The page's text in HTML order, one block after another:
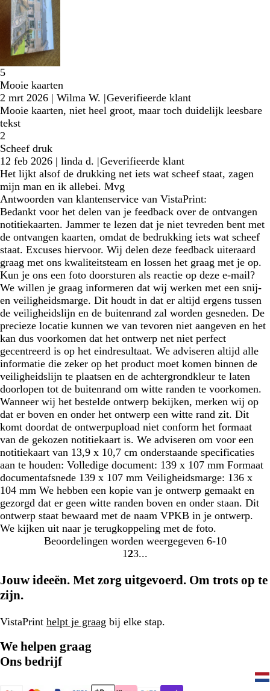
5
Mooie kaarten
2 mrt 2026 | Wilma W. |Geverifieerde klant
Mooie kaarten, niet heel groot, maar toch duidelijk leesbare
tekst
2
Scheef druk
12 feb 2026 | linda d. |Geverifieerde klant
Het lijkt alsof de drukking net iets wat scheef staat, zagen
mijn man en ik allebei. Mvg
Antwoorden van klantenservice van VistaPrint:
Bedankt voor het delen van je feedback over de ontvangen
notitiekaarten. Jammer te lezen dat je niet tevreden bent met
de ontvangen kaarten, omdat de bedrukking iets wat scheef
staat. Excuses hiervoor. Wij delen deze feedback uiteraard
graag met ons kwaliteitsteam en lossen het graag met je op.
Kun je ons een foto doorsturen als reactie op deze e-mail?
We willen je graag informeren dat wij werken met een snij-
en veiligheidsmarge. Dit houdt in dat er altijd ergens tussen
de veiligheidslijn en de buitenrand zal worden gesneden. De
precieze locatie kunnen we van tevoren niet aangeven en het
kan dus voorkomen dat het ontwerp net niet perfect
gecentreerd is op het eindresultaat. We adviseren altijd alle
informatie die zeker op het product moet komen binnen de
veiligheidslijn te plaatsen en de achtergrondkleur te laten
doorlopen tot de buitenrand om witte randen te voorkomen.
Wanneer wij het bestelde ontwerp bekijken, merken wij op
dat er boven en onder het ontwerp een witte rand zit. Dit
komt doordat de ontwerpupload niet conform het formaat
van de gekozen notitiekaart is. We adviseren om voor een
notitiekaart van 13,9 x 10,7 cm onderstaande specificaties
aan te houden: Volledige document: 139 x 107 mm Formaat
documentafsnede 139 x 107 mm Veiligheidsmarge: 136 x
104 mm We hebben een kopie van je ontwerp gemaakt en
gezorgd dat er geen witte randen boven en onder staan. Dit
ontwerp staat bewaard met de naam VPKB in je ontwerp.
We kijken uit naar je terugkoppeling met de foto.
Beoordelingen worden weergegeven 6-10
Naar
1 Naar
2Naar
3
Jouw ideeën. Met zorg uitgevoerd. Om trots op te
zijn.
VistaPrint helpt je graag bij elke stap.
We helpen graag
Ons bedrijf